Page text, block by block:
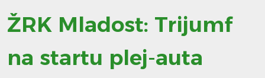
ŽRK Mladost: Trijumf
na startu plej-auta